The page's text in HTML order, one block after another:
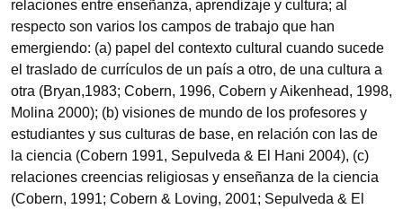
relaciones entre enseñanza, aprendizaje y cultura; al
respecto son varios los campos de trabajo que han
emergiendo: (a) papel del contexto cultural cuando sucede
el traslado de currículos de un país a otro, de una cultura a
otra (Bryan,1983; Cobern, 1996, Cobern y Aikenhead, 1998,
Molina 2000); (b) visiones de mundo de los profesores y
estudiantes y sus culturas de base, en relación con las de
la ciencia (Cobern 1991, Sepulveda & El Hani 2004), (c)
relaciones creencias religiosas y enseñanza de la ciencia
(Cobern, 1991; Cobern & Loving, 2001; Sepulveda & El